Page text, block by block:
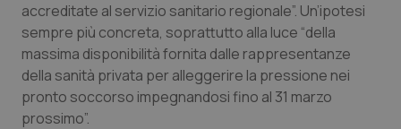
Piemonte
Provincia Autonoma di Bolzano
Provincia Autonoma di Trento
HIV
Infezioni & Febbre
Ipertensione & Scompenso
accreditate al servizio sanitario regionale”. Un’ipotesi
sempre più concreta, soprattutto alla luce “della
massima disponibilità fornita dalle rappresentanze
della sanità privata per alleggerire la pressione nei
pronto soccorso impegnandosi fino al 31 marzo
prossimo”.